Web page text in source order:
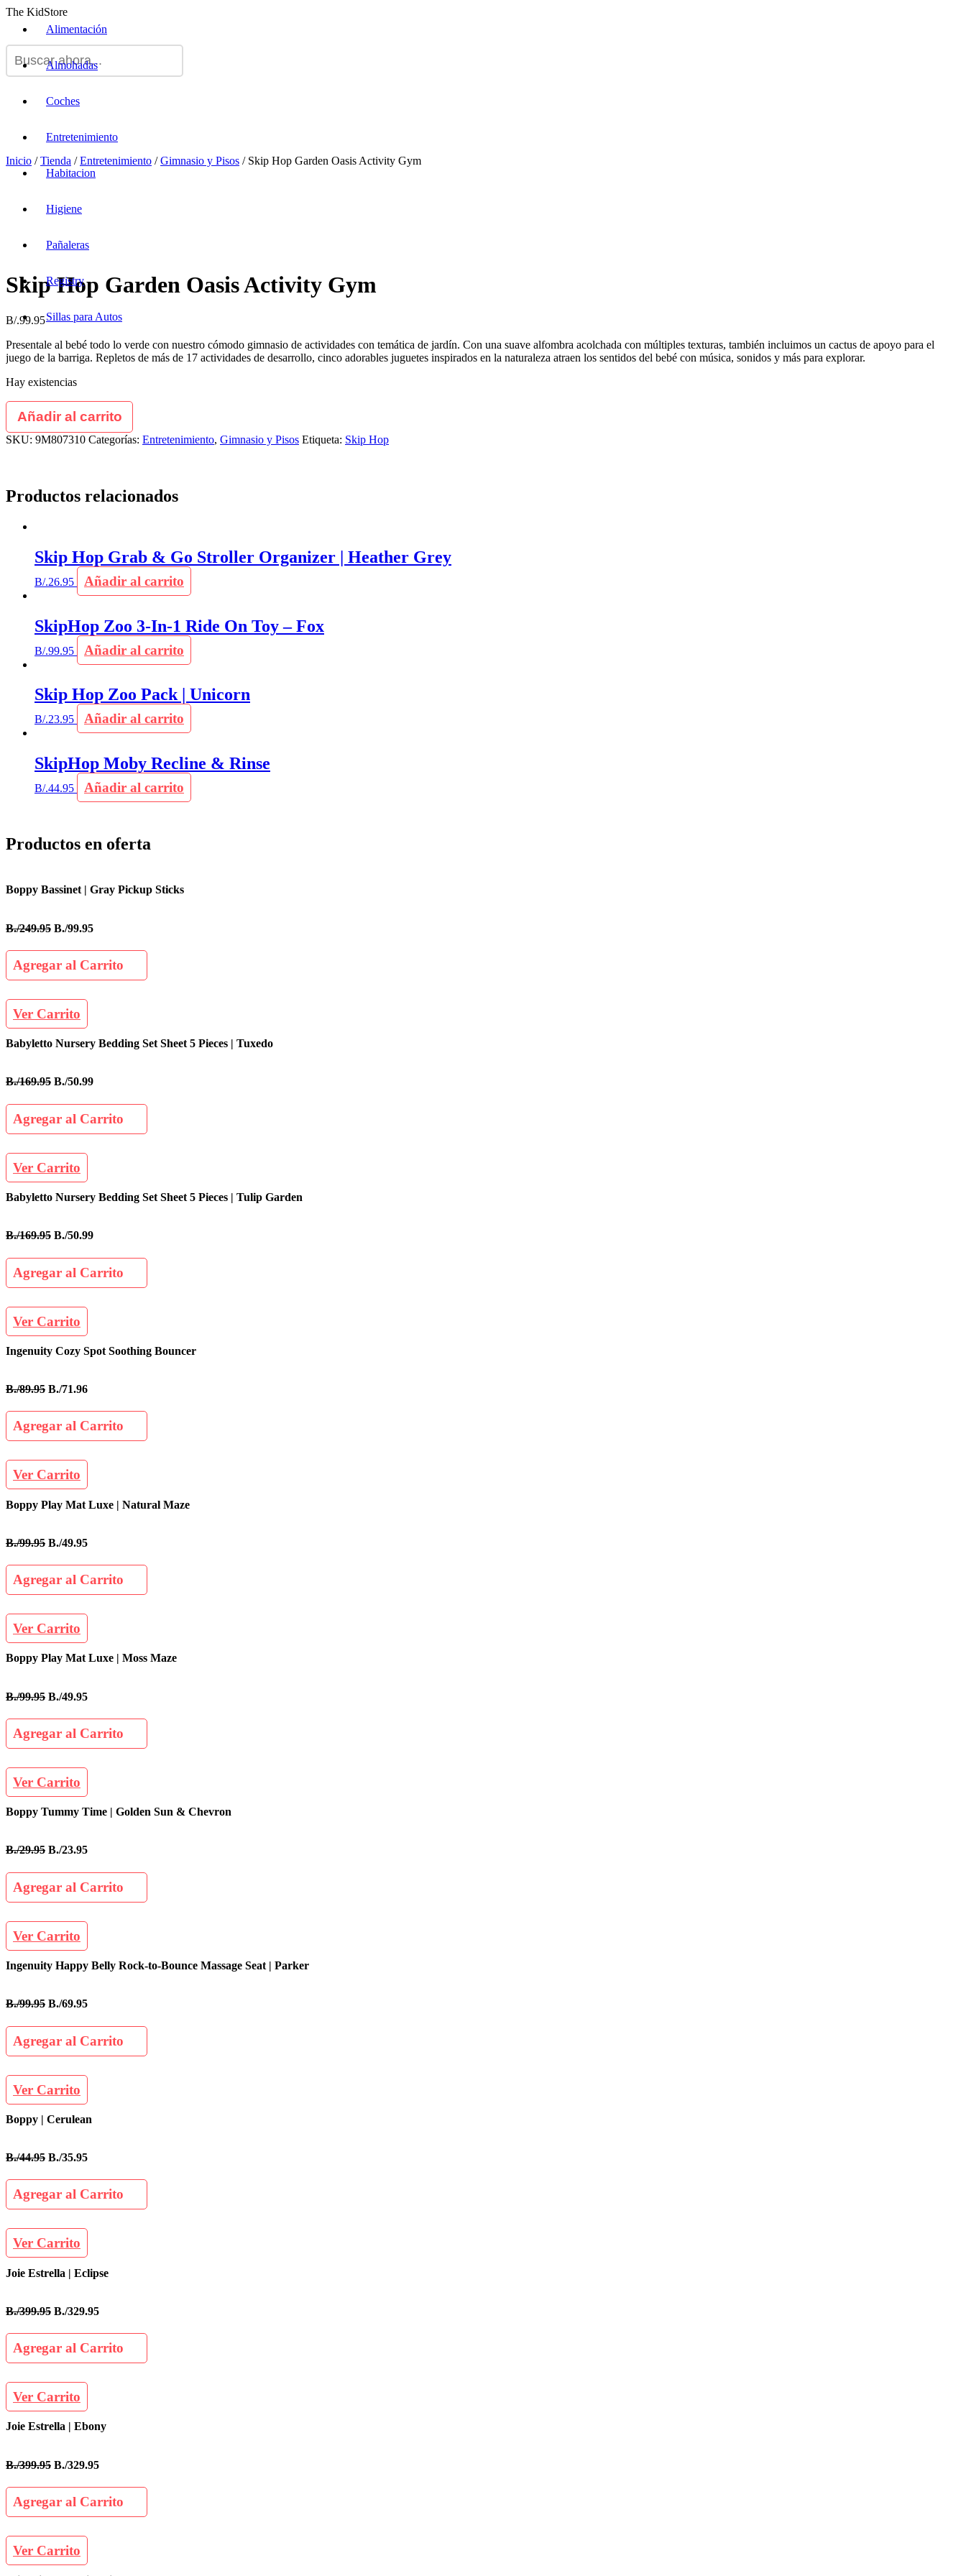
The KidStore
Alimentación
Almohadas
Coches
Entretenimiento
Habitacion
Higiene
Pañaleras
Registry
Sillas para Autos
Inicio /Tienda /Entretenimiento /Gimnasio y Pisos / Skip Hop Garden Oasis Activity Gym
Skip Hop Garden Oasis Activity Gym
B/.99.95
Presentale al bebé todo lo verde con nuestro cómodo gimnasio de actividades con temática de jardín. Con una suave alfombra acolchada con múltiples texturas, también incluimos un cactus de apoyo para el
juego de la barriga. Repletos de más de 17 actividades de desarrollo, cinco adorables juguetes inspirados en la naturaleza atraen los sentidos del bebé con música, sonidos y más para explorar.
Hay existencias
Añadir al carrito
SKU: 9M807310 Categorías: Entretenimiento, Gimnasio y Pisos Etiqueta: Skip Hop
Productos relacionados
Skip Hop Grab & Go Stroller Organizer | Heather Grey
B/.26.95 Añadir al carrito
SkipHop Zoo 3-In-1 Ride On Toy – Fox
B/.99.95 Añadir al carrito
Skip Hop Zoo Pack | Unicorn
B/.23.95 Añadir al carrito
SkipHop Moby Recline & Rinse
B/.44.95 Añadir al carrito
Productos en oferta
Boppy Bassinet | Gray Pickup Sticks
B./249.95 B./99.95
Agregar al Carrito
Ver Carrito
Babyletto Nursery Bedding Set Sheet 5 Pieces | Tuxedo
B./169.95 B./50.99
Agregar al Carrito
Ver Carrito
Babyletto Nursery Bedding Set Sheet 5 Pieces | Tulip Garden
B./169.95 B./50.99
Agregar al Carrito
Ver Carrito
Ingenuity Cozy Spot Soothing Bouncer
B./89.95 B./71.96
Agregar al Carrito
Ver Carrito
Boppy Play Mat Luxe | Natural Maze
B./99.95 B./49.95
Agregar al Carrito
Ver Carrito
Boppy Play Mat Luxe | Moss Maze
B./99.95 B./49.95
Agregar al Carrito
Ver Carrito
Boppy Tummy Time | Golden Sun & Chevron
B./29.95 B./23.95
Agregar al Carrito
Ver Carrito
Ingenuity Happy Belly Rock-to-Bounce Massage Seat | Parker
B./99.95 B./69.95
Agregar al Carrito
Ver Carrito
Boppy | Cerulean
B./44.95 B./35.95
Agregar al Carrito
Ver Carrito
Joie Estrella | Eclipse
B./399.95 B./329.95
Agregar al Carrito
Ver Carrito
Joie Estrella | Ebony
B./399.95 B./329.95
Agregar al Carrito
Ver Carrito